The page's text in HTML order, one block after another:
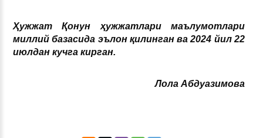
Ҳужжат Қонун ҳужжатларимаълумотлари
миллий базасида эълон қилинган ва 2024 йил 22
июлдан кучга кирган.
Лола Абдуазимова